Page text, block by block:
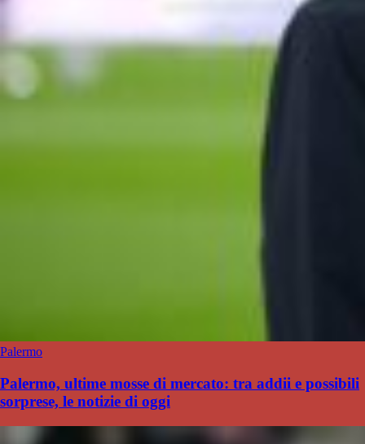
Palermo
Palermo, ultime mosse di mercato: tra addii e possibili
sorprese, le notizie di oggi